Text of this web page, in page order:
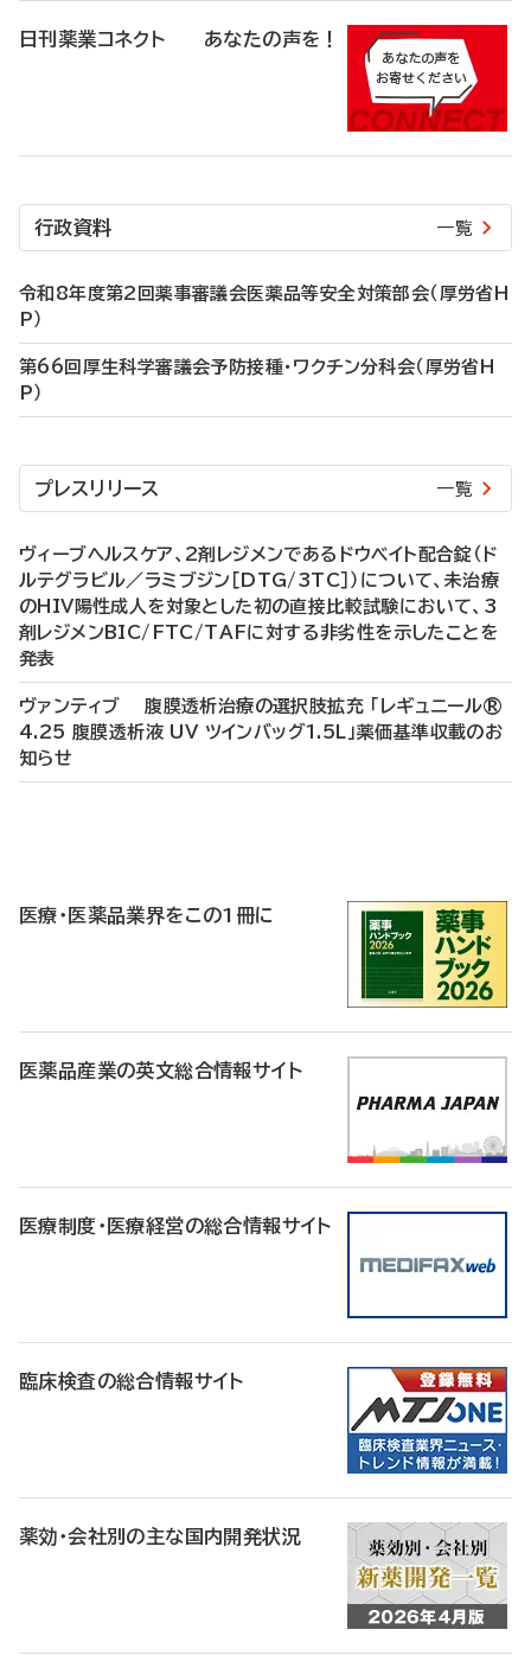
日刊薬業コネクト あなたの声を！
行政資料 一覧
令和8年度第2回薬事審議会医薬品等安全対策部会（厚労省H
P）
第66回厚生科学審議会予防接種・ワクチン分科会（厚労省H
P）
プレスリリース 一覧
ヴィーブヘルスケア、2剤レジメンであるドウベイト配合錠（ド
ルテグラビル／ラミブジン［DTG/3TC］）について、未治療
のHIV陽性成人を対象とした初の直接比較試験において、3
剤レジメンBIC/FTC/TAFに対する非劣性を示したことを
発表
ヴァンティブ 腹膜透析治療の選択肢拡充 「レギュニール®
4.25 腹膜透析液 UV ツインバッグ1.5L」薬価基準収載のお
知らせ
医療・医薬品業界をこの1冊に
医薬品産業の英文総合情報サイト
医療制度・医療経営の総合情報サイト
臨床検査の総合情報サイト
薬効・会社別の主な国内開発状況